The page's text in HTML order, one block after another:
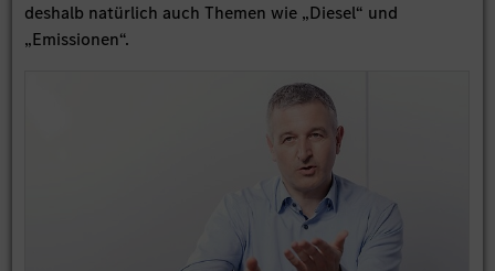
deshalb natürlich auch Themen wie „Diesel“ und
„Emissionen“.